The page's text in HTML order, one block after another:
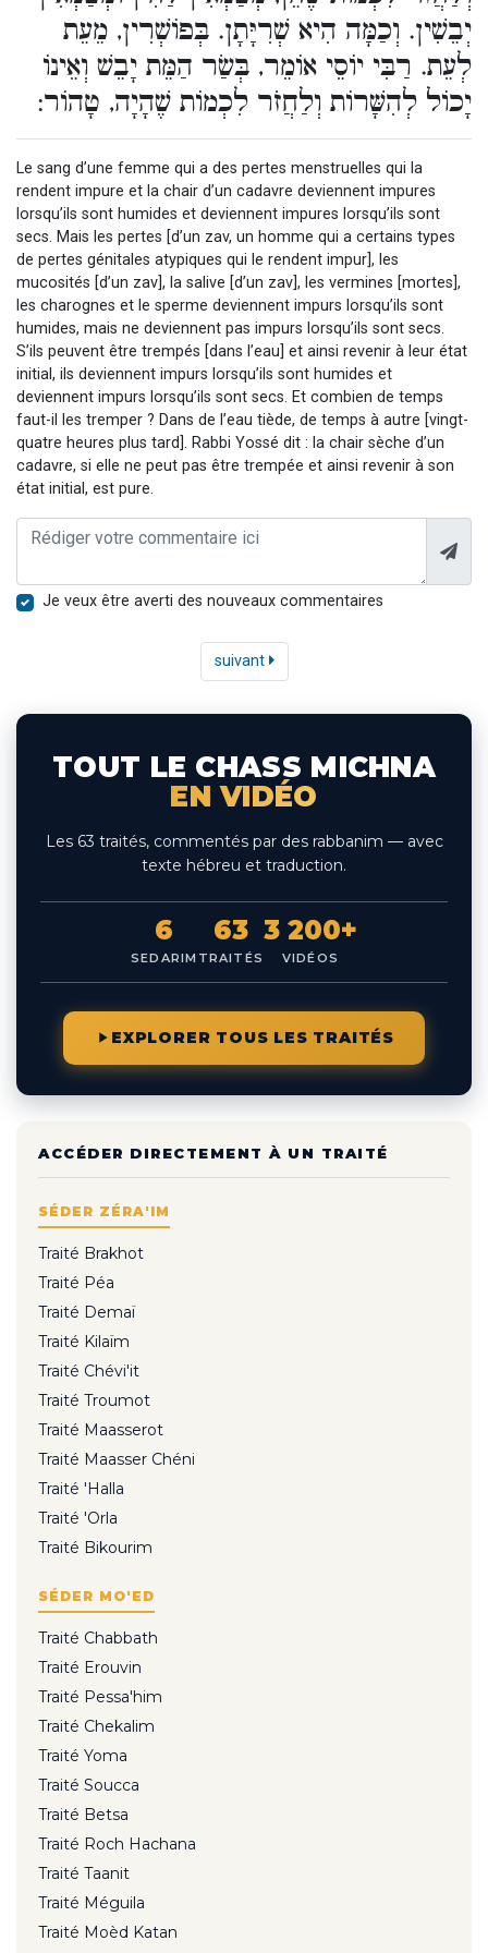
יְבֵשִׁין. וְכַמָּה הִיא שְׁרִיָּתָן. בְּפוֹשְׁרִין, מֵעֵת
לְעֵת. רַבִּי יוֹסֵי אוֹמֵר, בְּשַׂר הַמֵּת יָבֵשׁ וְאֵינוֹ
יָכוֹל לְהִשָּׁרוֹת וְלַחֲזֹר לִכְמוֹת שֶׁהָיָה, טָהוֹר:
Le sang d’une femme qui a des pertes menstruelles qui la
rendent impure et la chair d’un cadavre deviennent impures
lorsqu’ils sont humides et deviennent impures lorsqu’ils sont
secs. Mais les pertes [d’un zav, un homme qui a certains types
de pertes génitales atypiques qui le rendent impur], les
mucosités [d’un zav], la salive [d’un zav], les vermines [mortes],
les charognes et le sperme deviennent impurs lorsqu’ils sont
humides, mais ne deviennent pas impurs lorsqu’ils sont secs.
S’ils peuvent être trempés [dans l’eau] et ainsi revenir à leur état
initial, ils deviennent impurs lorsqu’ils sont humides et
deviennent impurs lorsqu’ils sont secs. Et combien de temps
faut-il les tremper ? Dans de l’eau tiède, de temps à autre [vingt-
quatre heures plus tard]. Rabbi Yossé dit : la chair sèche d’un
cadavre, si elle ne peut pas être trempée et ainsi revenir à son
état initial, est pure.
Je veux être averti des nouveaux commentaires
suivant
TOUT LE CHASS MICHNA
EN VIDÉO
Les 63 traités, commentés par des rabbanim — avec
texte hébreu et traduction.
6
SEDARIM
63
TRAITÉS
3 200+
VIDÉOS
EXPLORER TOUS LES TRAITÉS
ACCÉDER DIRECTEMENT À UN TRAITÉ
SÉDER ZÉRA'IM
Traité Brakhot
Traité Péa
Traité Demaï
Traité Kilaïm
Traité Chévi'it
Traité Troumot
Traité Maasserot
Traité Maasser Chéni
Traité 'Halla
Traité 'Orla
Traité Bikourim
SÉDER MO'ED
Traité Chabbath
Traité Erouvin
Traité Pessa'him
Traité Chekalim
Traité Yoma
Traité Soucca
Traité Betsa
Traité Roch Hachana
Traité Taanit
Traité Méguila
Traité Moèd Katan